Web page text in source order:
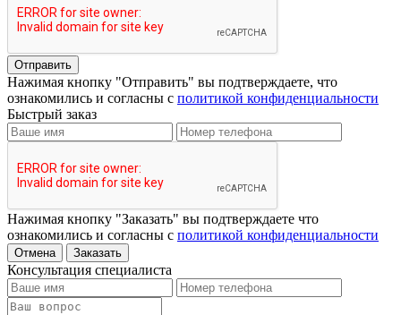
Отправить
Нажимая кнопку "Отправить" вы подтверждаете, что
ознакомились и согласны с политикой конфиденциальности
Быстрый заказ
Нажимая кнопку "Заказать" вы подтверждаете что
ознакомились и согласны с политикой конфиденциальности
Отмена Заказать
Консультация специалиста